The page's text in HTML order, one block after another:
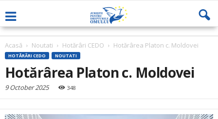
Acasă Noutati Hotărâri CEDO Hotărârea Platon c. Moldovei
HOTĂRÂRI CEDO NOUTATI
Hotărârea Platon c. Moldovei
9 October 2025 348